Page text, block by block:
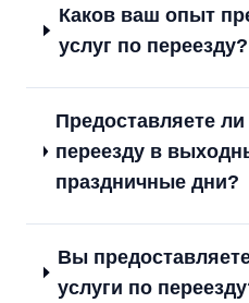
Каков ваш опыт
услуг по переезду?
Предоставляете
переезду в
праздничные дни?
Вы
услуги по